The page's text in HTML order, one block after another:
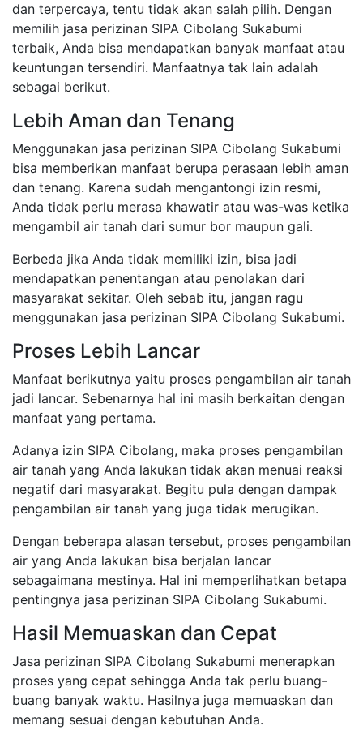
dan terpercaya, tentu tidak akan salah pilih. Dengan
memilih jasa perizinan SIPA Cibolang Sukabumi
terbaik, Anda bisa mendapatkan banyak manfaat atau
keuntungan tersendiri. Manfaatnya tak lain adalah
sebagai berikut.
Lebih Aman dan Tenang
Menggunakan jasa perizinan SIPA Cibolang Sukabumi
bisa memberikan manfaat berupa perasaan lebih aman
dan tenang. Karena sudah mengantongi izin resmi,
Anda tidak perlu merasa khawatir atau was-was ketika
mengambil air tanah dari sumur bor maupun gali.
Berbeda jika Anda tidak memiliki izin, bisa jadi
mendapatkan penentangan atau penolakan dari
masyarakat sekitar. Oleh sebab itu, jangan ragu
menggunakan jasa perizinan SIPA Cibolang Sukabumi.
Proses Lebih Lancar
Manfaat berikutnya yaitu proses pengambilan air tanah
jadi lancar. Sebenarnya hal ini masih berkaitan dengan
manfaat yang pertama.
Adanya izin SIPA Cibolang, maka proses pengambilan
air tanah yang Anda lakukan tidak akan menuai reaksi
negatif dari masyarakat. Begitu pula dengan dampak
pengambilan air tanah yang juga tidak merugikan.
Dengan beberapa alasan tersebut, proses pengambilan
air yang Anda lakukan bisa berjalan lancar
sebagaimana mestinya. Hal ini memperlihatkan betapa
pentingnya jasa perizinan SIPA Cibolang Sukabumi.
Hasil Memuaskan dan Cepat
Jasa perizinan SIPA Cibolang Sukabumi menerapkan
proses yang cepat sehingga Anda tak perlu buang-
buang banyak waktu. Hasilnya juga memuaskan dan
memang sesuai dengan kebutuhan Anda.